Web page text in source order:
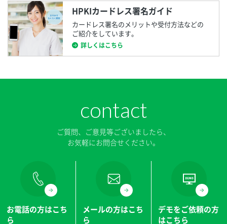
HPKIカードレス署名ガイド
カードレス署名のメリットや受付方法などの
ご紹介をしています。
詳しくはこちら
contact
ご質問、ご意見等ございましたら、
お気軽にお問合せください。
お電話の方はこち
ら
メールの方はこち
ら
デモをご依頼の方
はこちら